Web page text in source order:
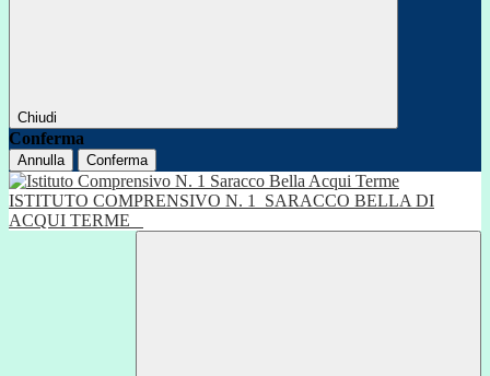
Chiudi
Conferma
Annulla Conferma
ISTITUTO COMPRENSIVO N. 1
SARACCO BELLA DI
ACQUI TERME